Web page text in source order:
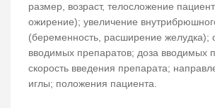
размер, возраст, телосложение
ожирение); увеличение
(беременность, расширение желудка);
вводимых препаратов; доза вводимых
скорость введения препарата;
иглы; положения пациента.